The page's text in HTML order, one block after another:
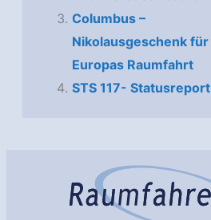
Columbus –
Nikolausgeschenk für
Europas Raumfahrt
STS 117- Statusreport